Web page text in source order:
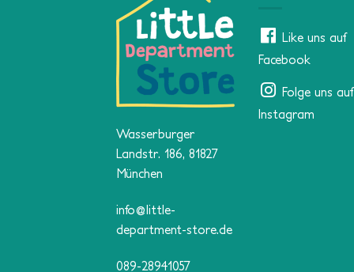
Wasserburger
Landstr. 186, 81827
München
info@little-
department-store.de
089-28941057
Like uns auf
Facebook
Folge uns auf
Instagram